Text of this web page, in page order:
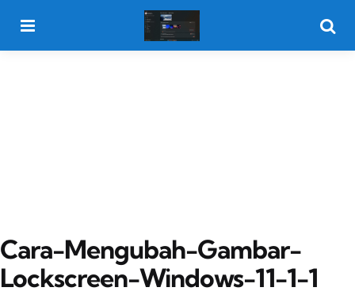
Cara-Mengubah-Gambar-
Lockscreen-Windows-11-1-1